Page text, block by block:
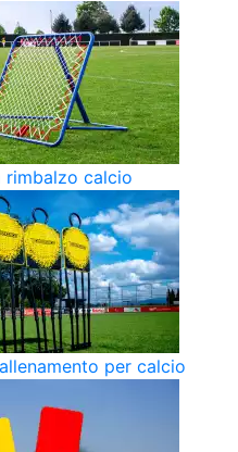
rimbalzo calcio
per calcio